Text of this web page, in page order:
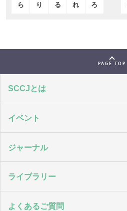
ら り る れ ろ
PAGE TOP
SCCJとは
イベント
ジャーナル
ライブラリー
よくあるご質問